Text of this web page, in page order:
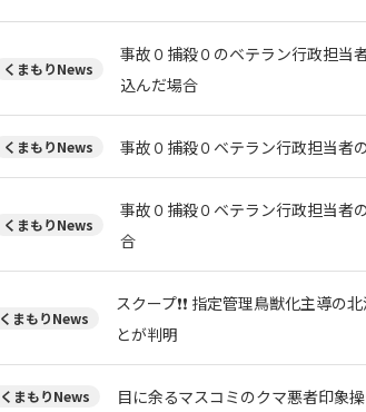
くまもりNews
事故０捕殺０のベテラン行政担
込んだ場合
くまもりNews 事故０捕殺０ベテラン行政担当
くまもりNews
事故０捕殺０ベテラン行政担当
合
くまもりNews
スクープ❗❗ 指定管理鳥獣化主導
とが判明
くまもりNews 目に余るマスコミのクマ悪者印象